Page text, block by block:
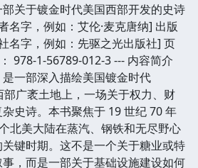
关于镀金时代美国西部开发的史诗
名字，例如：艾伦·麦克唐纳] 出版
名字，例如：先驱之光出版社] 页
978-1-56789-012-3 --- 内容简介
是一部深入描绘美国镀金时代
部广袤土地上，一场关于权力、财
史诗。本书聚焦于 19 世纪 70 年
北美大陆在蒸汽、钢铁和无尽野心
键时期。这不是一个关于糖业或特
，而是一部关于基础设施建设如何